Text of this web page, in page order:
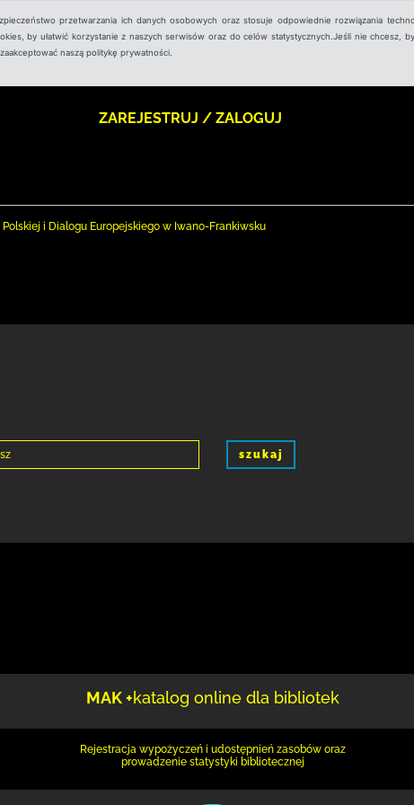
przetwarzania ich danych osobowych oraz stosuje odpowiednie rozwiązania
by ułatwić korzystanie z naszych serwisów oraz do celów statystycznych.Jeśli nie chcesz,
naszą politykę prywatności.
ZAREJESTRUJ / ZALOGUJ
i Dialogu Europejskiego w Iwano-Frankiwsku
szukaj
MAK +katalog online dla bibliotek
Rejestracja wypożyczeń i udostępnień zasobów oraz
prowadzenie statystyki bibliotecznej